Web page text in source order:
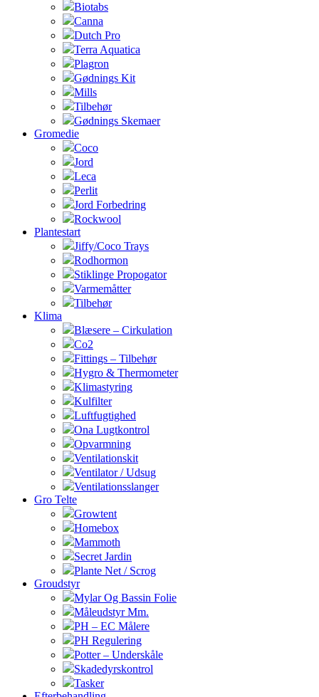
Biotabs
Canna
Dutch Pro
Terra Aquatica
Plagron
Gødnings Kit
Mills
Tilbehør
Gødnings Skemaer
Gromedie
Coco
Jord
Leca
Perlit
Jord Forbedring
Rockwool
Plantestart
Jiffy/Coco Trays
Rodhormon
Stiklinge Propogator
Varmemåtter
Tilbehør
Klima
Blæsere – Cirkulation
Co2
Fittings – Tilbehør
Hygro & Thermometer
Klimastyring
Kulfilter
Luftfugtighed
Ona Lugtkontrol
Opvarmning
Ventilationskit
Ventilator / Udsug
Ventilationsslanger
Gro Telte
Growtent
Homebox
Mammoth
Secret Jardin
Plante Net / Scrog
Groudstyr
Mylar Og Bassin Folie
Måleudstyr Mm.
PH – EC Målere
PH Regulering
Potter – Underskåle
Skadedyrskontrol
Tasker